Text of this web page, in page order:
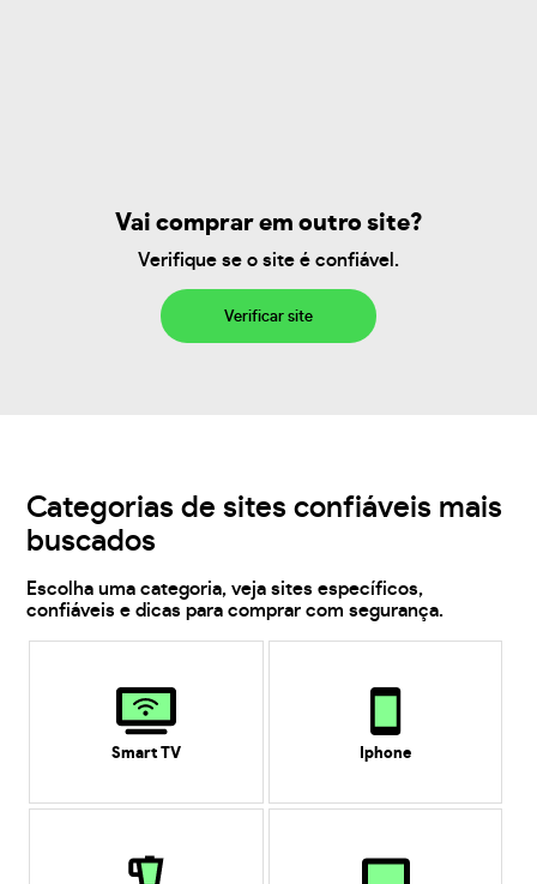
Vai comprar em outro site?
Verifique se o site é confiável.
Verificar site
Categorias de sites confiáveis mais
buscados
Escolha uma categoria, veja sites específicos,
confiáveis e dicas para comprar com segurança.
Smart TV Iphone